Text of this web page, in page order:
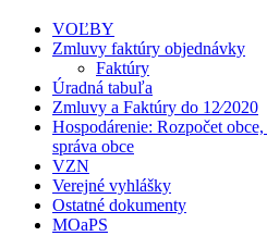
VOĽBY
Zmluvy faktúry objednávky
Faktúry
Úradná tabuľa
Zmluvy a Faktúry do 12⁄2020
Hospodárenie: Rozpočet
správa obce
VZN
Verejné vyhlášky
Ostatné dokumenty
MOaPS